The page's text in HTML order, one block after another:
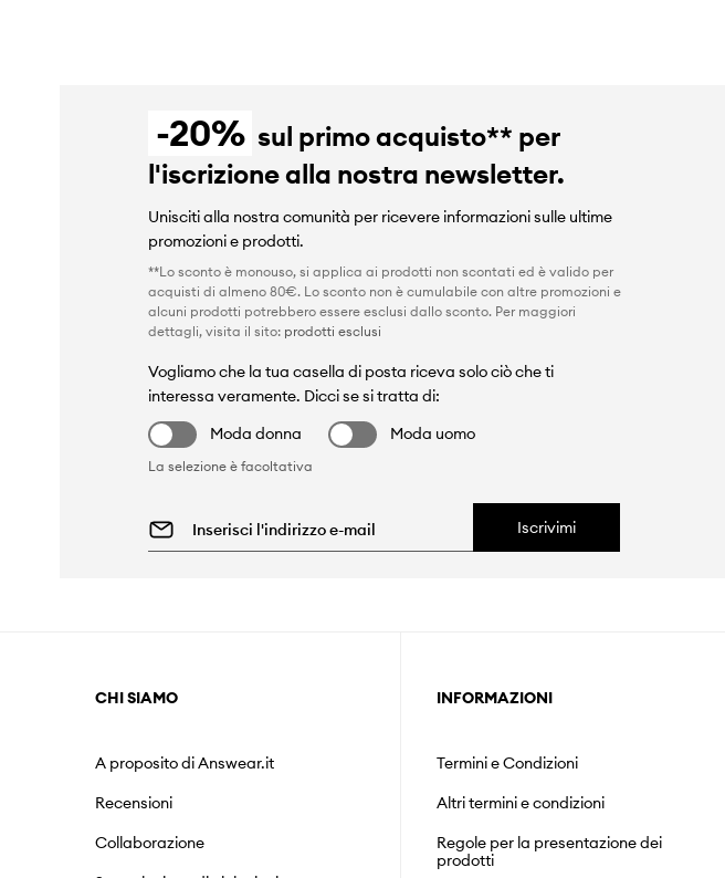
-20% sul primo acquisto** per
l'iscrizione alla nostra newsletter.
Unisciti alla nostra comunità per ricevere informazioni sulle ultime
promozioni e prodotti.
**Lo sconto è monouso, si applica ai prodotti non scontati ed è valido per
acquisti di almeno 80€. Lo sconto non è cumulabile con altre promozioni e
alcuni prodotti potrebbero essere esclusi dallo sconto. Per maggiori
dettagli, visita il sito: prodotti esclusi
Vogliamo che la tua casella di posta riceva solo ciò che ti
interessa veramente. Dicci se si tratta di:
Moda donna
Moda uomo
La selezione è facoltativa
Iscrivimi
CHI SIAMO
A proposito di Answear.it
Recensioni
Collaborazione
INFORMAZIONI
Termini e Condizioni
Altri termini e condizioni
Regole per la presentazione dei
prodotti